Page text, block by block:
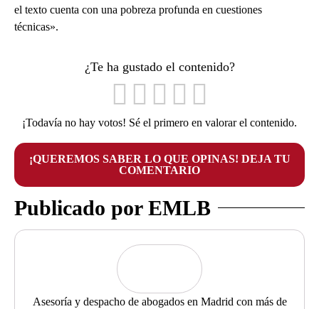
el texto cuenta con una pobreza profunda en cuestiones
técnicas».
¿Te ha gustado el contenido?
¡Todavía no hay votos! Sé el primero en valorar el contenido.
¡QUEREMOS SABER LO QUE OPINAS! DEJA TU
COMENTARIO
Publicado por EMLB
Asesoría y despacho de abogados en Madrid con más de